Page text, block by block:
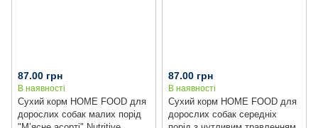
Сухий корм HOME FOOD для
дорослих собак малих порід
87.00 грн
В наявності
Сухий корм HOME FOOD для
дорослих собак середніх
87.00 грн
В наявності